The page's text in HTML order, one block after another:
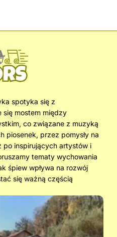
spotyka się z
się mostem między
co związane z muzyką
piosenek, przez pomysły na
po inspirujących artystów i
tematy wychowania
śpiew wpływa na rozwój
się ważną częścią